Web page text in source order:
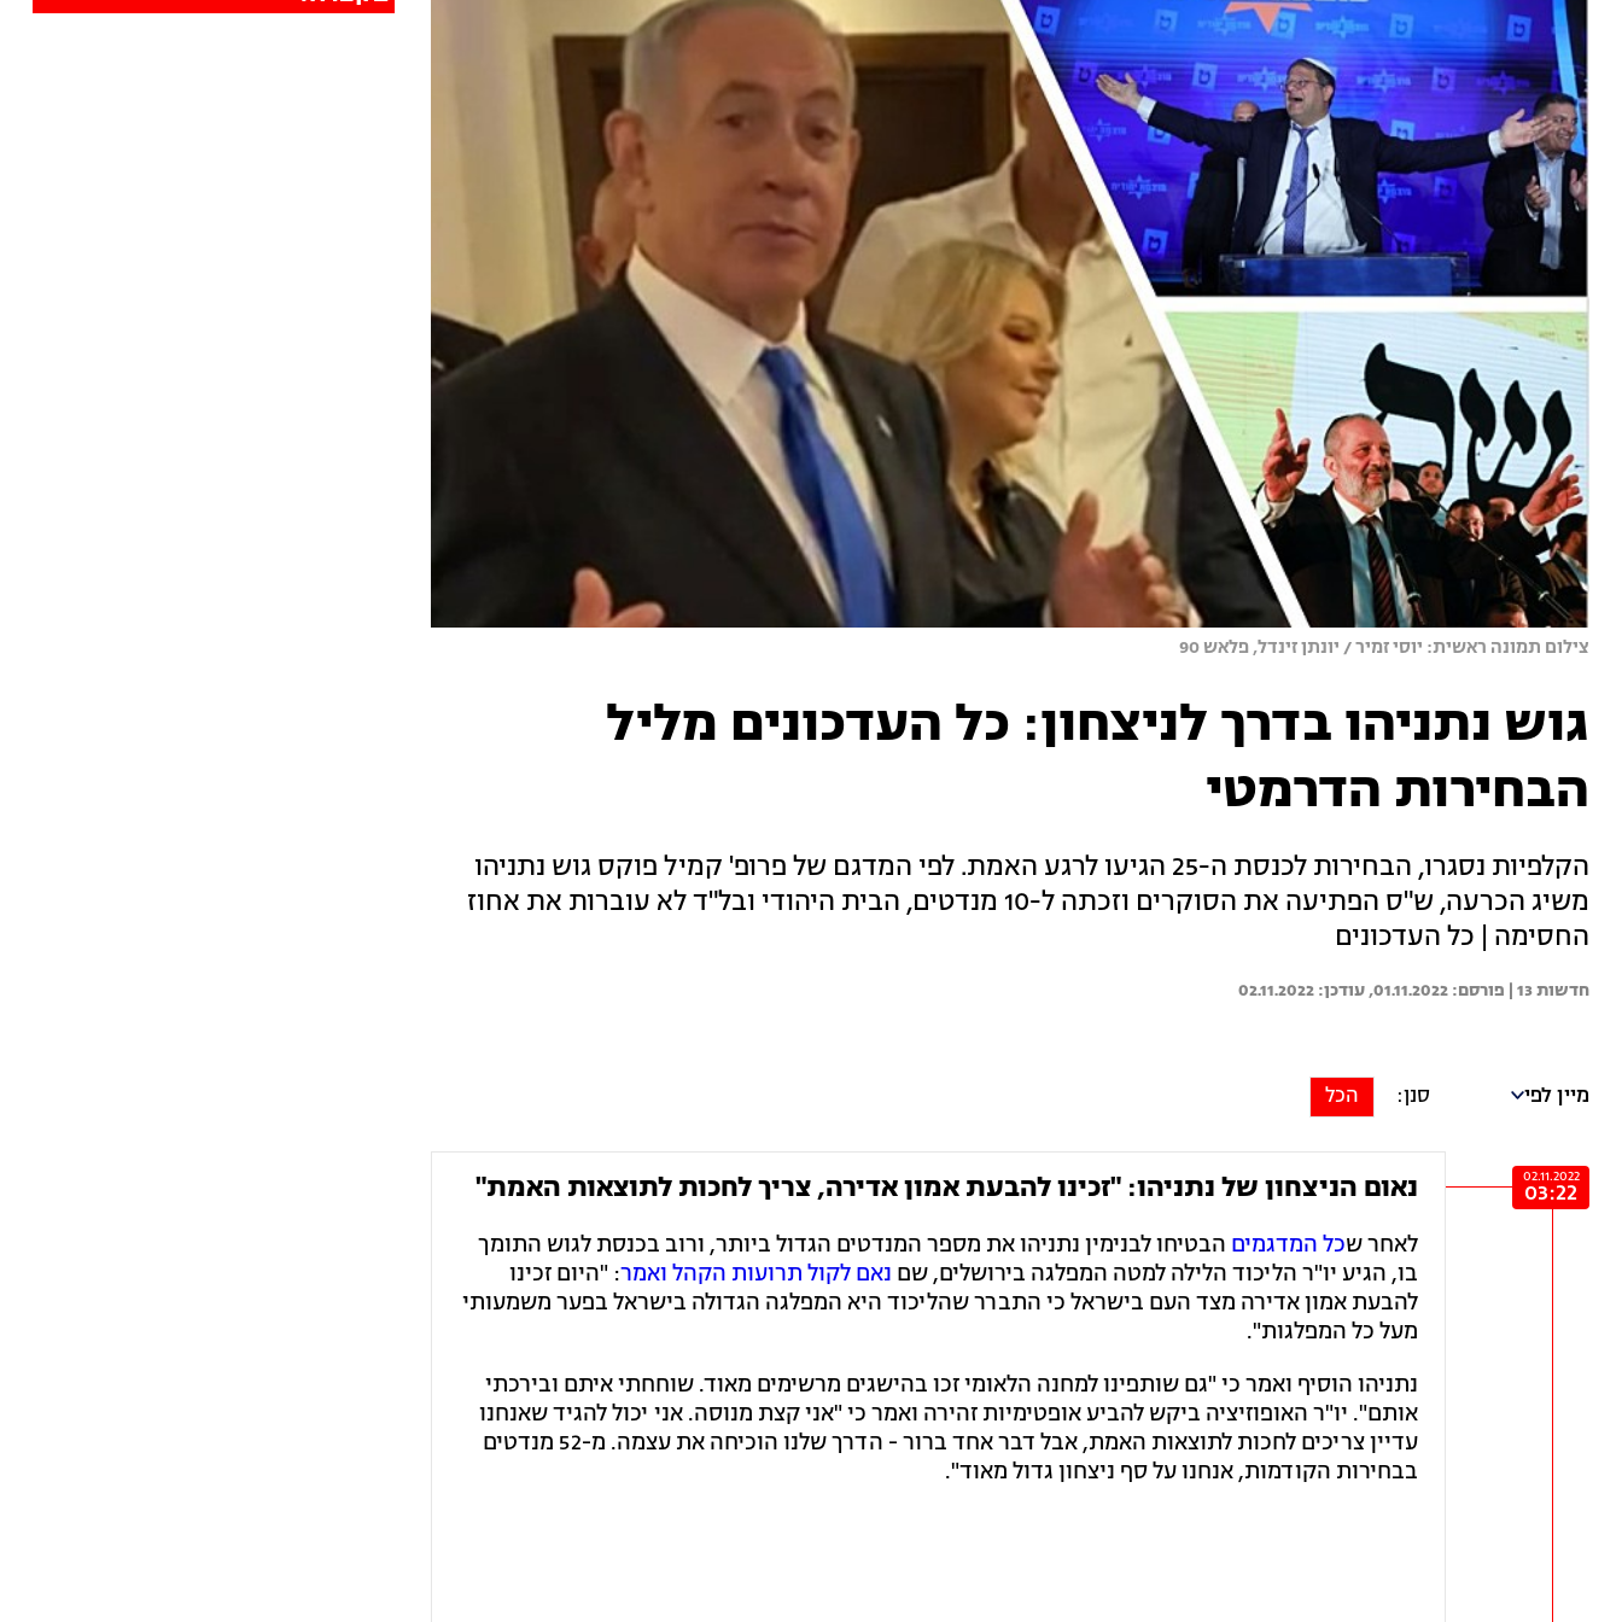
צילום תמונה ראשית: יוסי זמיר / יונתן זינדל, פלאש 90
גוש נתניהו בדרך לניצחון: כל העדכונים מליל
הבחירות הדרמטי
הקלפיות נסגרו, הבחירות לכנסת ה-25 הגיעו לרגע האמת. לפי המדגם של פרופ' קמיל פוקס גוש נתניהו
משיג הכרעה, ש"ס הפתיעה את הסוקרים וזכתה ל-10 מנדטים, הבית היהודי ובל"ד לא עוברות את אחוז
החסימה | כל העדכונים
חדשות 13 | 01.11.2022
02.11.2022
מיין לפי הכל
02.11.2022
03:22 נאום הניצחון של נתניהו: "זכינו להבעת אמון אדירה, צריך לחכות לתוצאות האמת"
לאחר שכל המדגמים הבטיחו לבנימין נתניהו את מספר המנדטים הגדול ביותר, ורוב בכנסת לגוש התומך
בו, הגיע יו"ר הליכוד הלילה למטה המפלגה בירושלים, שם נאם לקול תרועות הקהל ואמר: "היום זכינו
להבעת אמון אדירה מצד העם בישראל כי התברר שהליכוד היא המפלגה הגדולה בישראל בפער משמעותי
מעל כל המפלגות".
נתניהו הוסיף ואמר כי "גם שותפינו למחנה הלאומי זכו בהישגים מרשימים מאוד. שוחחתי איתם ובירכתי
אותם". יו"ר האופוזיציה ביקש להביע אופטימיות זהירה ואמר כי "אני קצת מנוסה. אני יכול להגיד שאנחנו
עדיין צריכים לחכות לתוצאות האמת, אבל דבר אחד ברור - הדרך שלנו הוכיחה את עצמה. מ-52 מנדטים
בבחירות הקודמות, אנחנו על סף ניצחון גדול מאוד".